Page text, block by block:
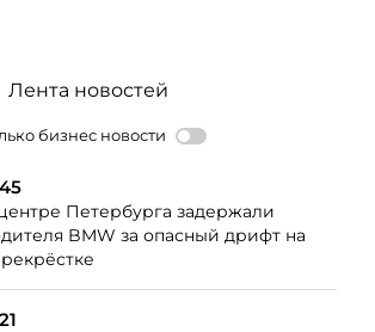
Лента новостей
бизнес новости
Петербурга задержали
BMW за опасный дрифт на